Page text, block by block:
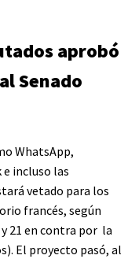
aprobó
Senado
WhatsApp,
incluso las
vetado para los
francés, según
21 en contra por la
El proyecto pasó, al